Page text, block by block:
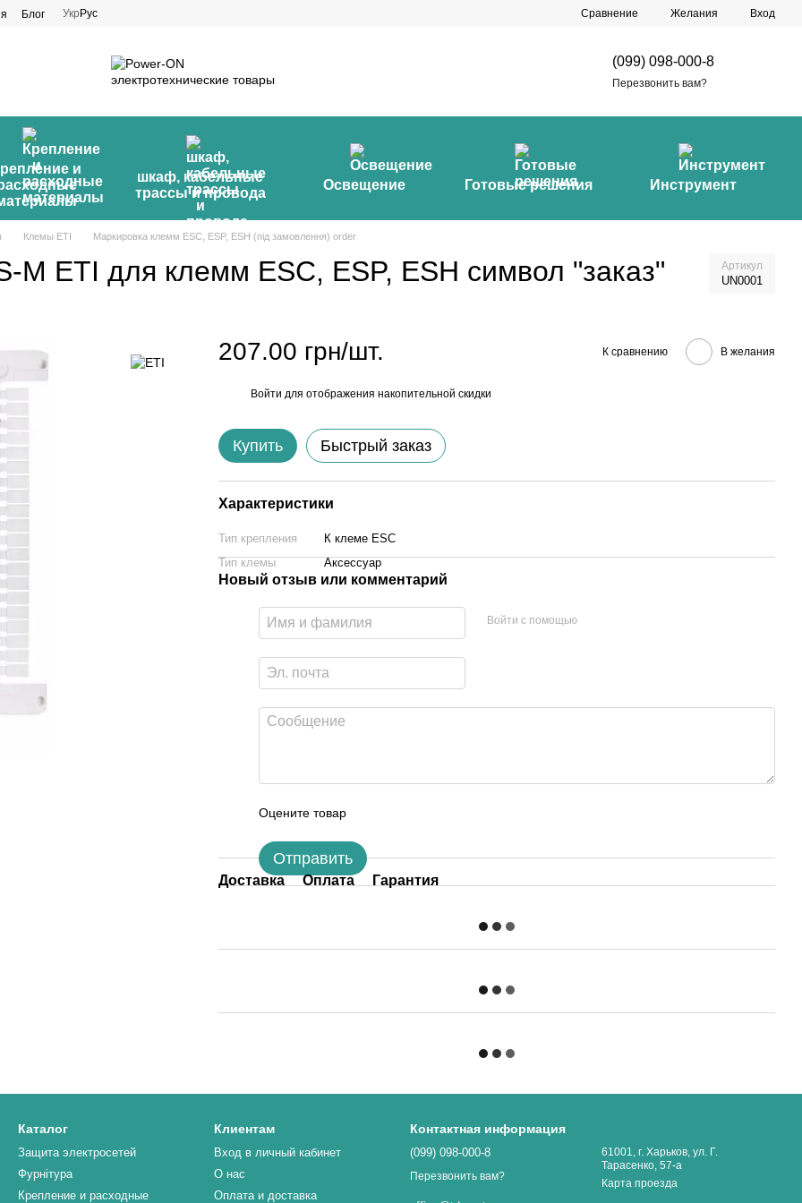
Блог Укр Рус Сравнение Желания Вход
(099) 098-000-8
Перезвонить вам?
и
шкаф, кабельные
трассы и провода
Освещение Готовые решения Инструмент
Клемы ETI Маркировка клемм ESC, ESP, ESH (під замовлення) order
M ETI для клемм ESC, ESP, ESH символ "заказ" Артикул
UN0001
207.00 грн/шт. К сравнению В желания
Войти для отображения накопительной скидки
Купить Быстрый заказ
Характеристики
Тип крепления
К клеме ESC
Тип клемы
Аксессуар
Новый отзыв или комментарий
Войти с помощью
Оцените товар
Отправить
Доставка Оплата Гарантия
Каталог
Защита электросетей
Фурнітура
Крепление и расходные
Клиентам
Вход в личный кабинет
О нас
Оплата и доставка
Контактная информация
(099) 098-000-8
Перезвонить вам?
61001, г. Харьков, ул. Г.
Тарасенко, 57-а
Карта проезда